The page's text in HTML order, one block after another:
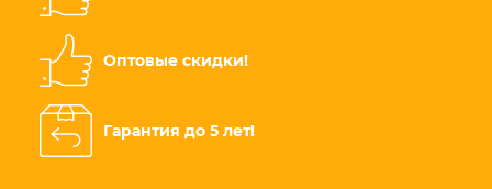
Оптовые скидки!
Гарантия до 5 лет!